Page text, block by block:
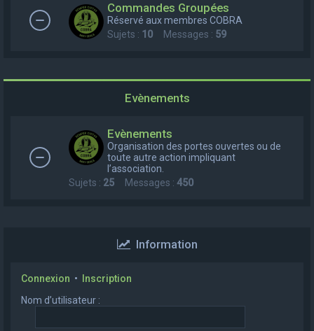
Commandes Groupées
Réservé aux membres COBRA
Sujets : 10 Messages : 59
Evènements
Evènements
Organisation des portes ouvertes ou de
toute autre action impliquant
l’association.
Sujets : 25 Messages : 450
Information
Connexion •
Inscription
Nom d’utilisateur :